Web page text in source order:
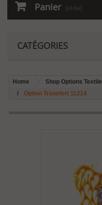
Panier (vide)
CATÉGORIES
Home Shop Options Textile
Option Transfert 11214